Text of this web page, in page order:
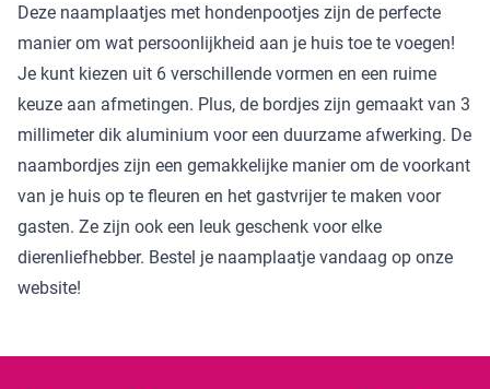
Deze naamplaatjes met hondenpootjes zijn de perfecte
manier om wat persoonlijkheid aan je huis toe te voegen!
Je kunt kiezen uit 6 verschillende vormen en een ruime
keuze aan afmetingen. Plus, de bordjes zijn gemaakt van 3
millimeter dik aluminium voor een duurzame afwerking. De
naambordjes zijn een gemakkelijke manier om de voorkant
van je huis op te fleuren en het gastvrijer te maken voor
gasten. Ze zijn ook een leuk geschenk voor elke
dierenliefhebber. Bestel je naamplaatje vandaag op onze
website!